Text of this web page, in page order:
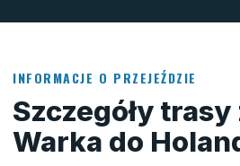
INFORMACJE O PRZEJEŹDZIE
Szczegóły
Warka do